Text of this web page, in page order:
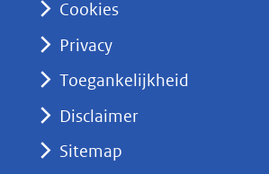
nieuw
naar
Cookies
Privacy
Toegankelijkheid
Disclaimer
Sitemap